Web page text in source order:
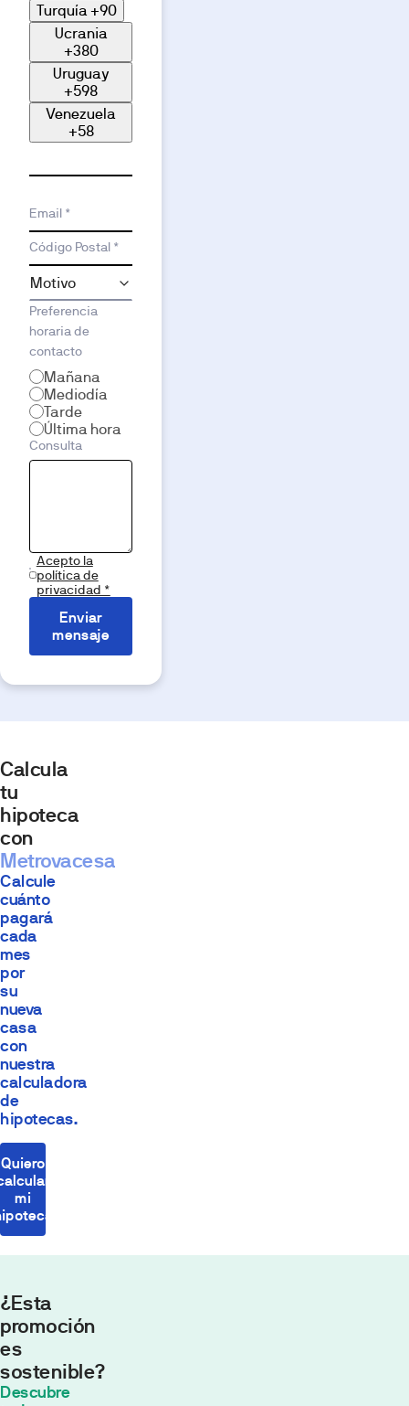
Turquía+90
Ucrania
+380
Uruguay
+598
Venezuela
+58
Email *
Código Postal *
Preferencia
horaria de
contacto
Mañana
Mediodía
Tarde
Última hora
Consulta
Acepto la
política de
privacidad *
Enviar
mensaje
Calcula
tu
hipoteca
con
Metrovacesa
Calcule
cuánto
pagará
cada
mes
por
su
nueva
casa
con
nuestra
calculadora
de
hipotecas.
Quiero
mi
Cuota
¿Esta
promoción
es
sostenible?
Descubre